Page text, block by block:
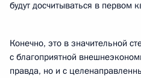
будут досчитываться в первом
Конечно, это в значительной
с благоприятной
правда, но и с